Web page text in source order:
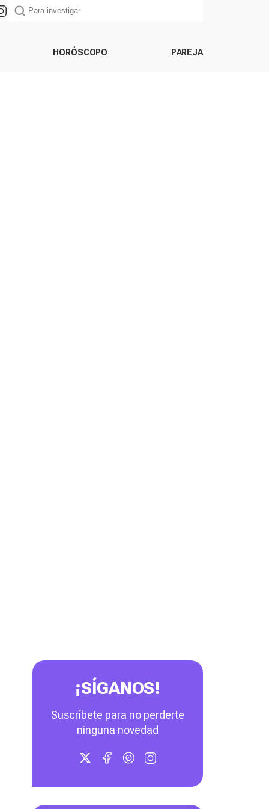
HORÓSCOPO PAREJA
¡SÍGANOS!
Suscríbete para no perderte
ninguna novedad